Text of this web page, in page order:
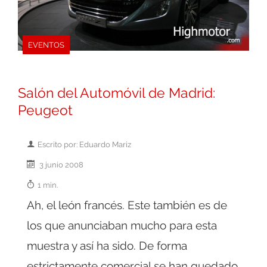
EVENTOS
Salón del Automóvil de Madrid:
Peugeot
Escrito por: Eduardo Mariz
3 junio 2008
1 min.
Ah, el león francés. Este también es de
los que anunciaban mucho para esta
muestra y así ha sido. De forma